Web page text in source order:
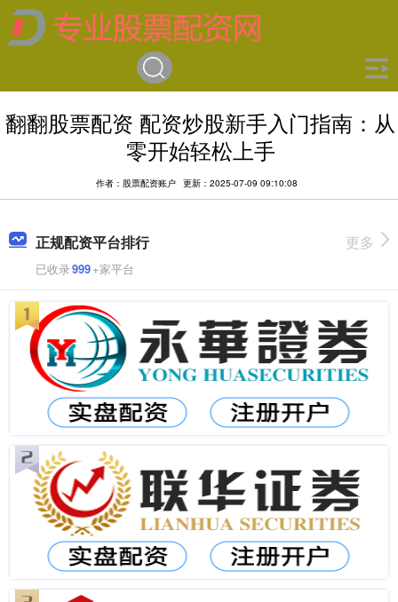
翻翻股票配资 配资炒股新手入门指南：从
零开始轻松上手
作者：股票配资账户 更新：2025-07-09 09:10:08
正规配资平台排行
已收录999+家平台
更多